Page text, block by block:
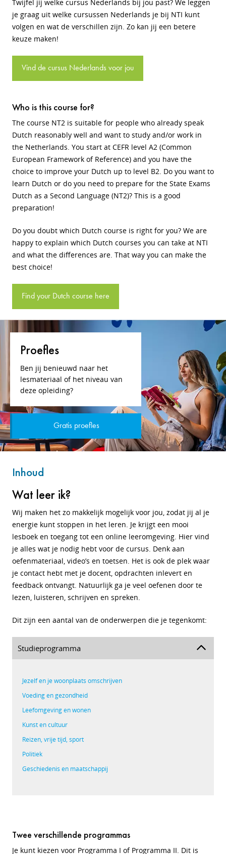
Twijfel jij welke cursus Nederlands bij jou past? We leggen
je graag uit welke cursussen Nederlands je bij NTI kunt
volgen en wat de verschillen zijn. Zo kan jij een betere
keuze maken!
Vind de cursus Nederlands voor jou
Who is this course for?
The course NT2 is suitable for people who already speak
Dutch reasonably well and want to study and/or work in
the Netherlands. You start at CEFR level A2 (Common
European Framework of Reference) and you have the
choice to improve your Dutch up to level B2. Do you want to
learn Dutch or do you need to prepare for the State Exams
Dutch as a Second Language (NT2)? This is a good
preparation!
Do you doubt which Dutch course is right for you? We are
happy to explain which Dutch courses you can take at NTI
and what the differences are. That way you can make the
best choice!
Find your Dutch course here
Proefles
Ben jij benieuwd naar het
lesmateriaal of het niveau van
deze opleiding?
Gratis proefles
Inhoud
Wat leer ik?
Wij maken het zo makkelijk mogelijk voor jou, zodat jij al je
energie kunt stoppen in het leren. Je krijgt een mooi
lesboek en toegang tot een online leeromgeving. Hier vind
je alles wat je nodig hebt voor de cursus. Denk aan
oefenmateriaal, video’s en toetsen. Het is ook de plek waar
je contact hebt met je docent, opdrachten inlevert en
feedback ontvangt. Natuurlijk ga je veel oefenen door te
lezen, luisteren, schrijven en spreken.
Dit zijn een aantal van de onderwerpen die je tegenkomt:
Studieprogramma
Jezelf en je woonplaats omschrijven
Voeding en gezondheid
Leefomgeving en wonen
Kunst en cultuur
Reizen, vrije tijd, sport
Politiek
Geschiedenis en maatschappij
Twee verschillende programmas
Je kunt kiezen voor Programma I of Programma II. Dit is